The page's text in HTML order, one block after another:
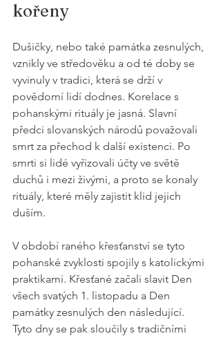
kořeny
Dušičky, nebo také památka zesnulých,
vznikly ve středověku a od té doby se
vyvinuly v tradici, která se drží v
povědomí lidí dodnes. Korelace s
pohanskými rituály je jasná. Slavní
předci slovanských národů považovali
smrt za přechod k další existenci. Po
smrti si lidé vyřizovali účty ve světě
duchů i mezi živými, a proto se konaly
rituály, které měly zajistit klid jejich
duším.
V období raného křesťanství se tyto
pohanské zvyklosti spojily s katolickými
praktikami. Křesťané začali slavit Den
všech svatých 1. listopadu a Den
památky zesnulých den následující.
Tyto dny se pak sloučily s tradičními